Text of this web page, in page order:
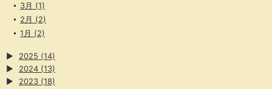
3月 (1)
2月 (2)
1月 (2)
▶ 2025 (14)
▶
2024 (13)
▶
2023 (18)